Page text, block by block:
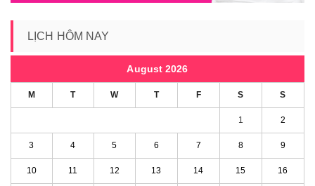
LỊCH HÔM NAY
August 2026
M T W T F S S
1 2
3 4 5 6 7 8 9
10 11 12 13 14 15 16